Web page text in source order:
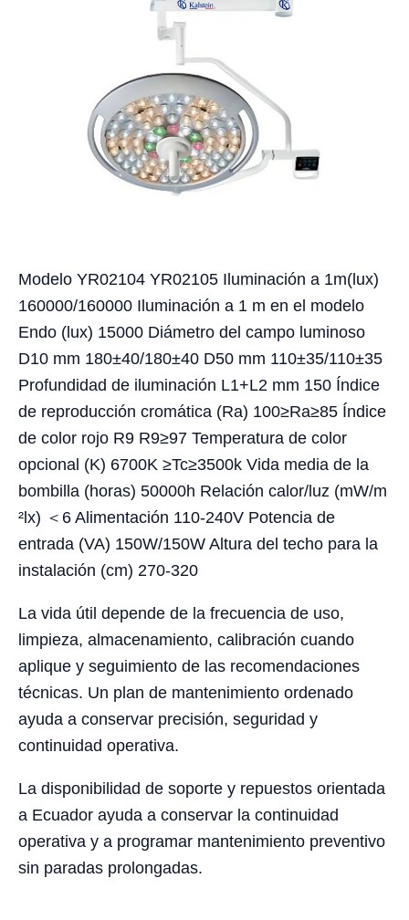
Modelo YR02104 YR02105 Iluminación a 1m(lux)
160000/160000 Iluminación a 1 m en el modelo
Endo (lux) 15000 Diámetro del campo luminoso
D10 mm 180±40/180±40 D50 mm 110±35/110±35
Profundidad de iluminación L1+L2 mm 150 Índice
de reproducción cromática (Ra) 100≥Ra≥85 Índice
de color rojo R9 R9≥97 Temperatura de color
opcional (K) 6700K ≥Tc≥3500k Vida media de la
bombilla (horas) 50000h Relación calor/luz (mW/m
²lx) ＜6 Alimentación 110-240V Potencia de
entrada (VA) 150W/150W Altura del techo para la
instalación (cm) 270-320
La vida útil depende de la frecuencia de uso,
limpieza, almacenamiento, calibración cuando
aplique y seguimiento de las recomendaciones
técnicas. Un plan de mantenimiento ordenado
ayuda a conservar precisión, seguridad y
continuidad operativa.
La disponibilidad de soporte y repuestos orientada
a Ecuador ayuda a conservar la continuidad
operativa y a programar mantenimiento preventivo
sin paradas prolongadas.